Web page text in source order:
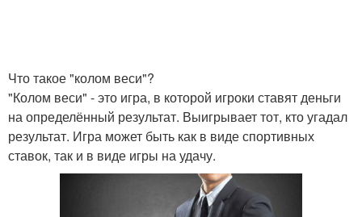
Что такое "колом веси"?
"Колом веси" - это игра, в которой игроки ставят деньги
на определённый результат. Выигрывает тот, кто угадал
результат. Игра может быть как в виде спортивных
ставок, так и в виде игры на удачу.